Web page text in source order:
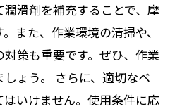
滑剤を補充することで、摩
また、作業環境の清掃や、
策も重要です。ぜひ、作業
ょう。 さらに、適切なベ
いけません。使用条件に応